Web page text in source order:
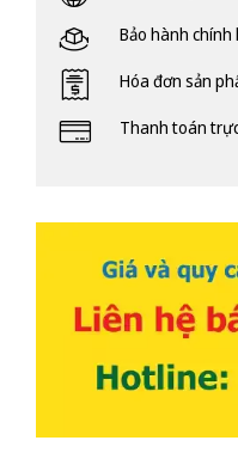
Bảo hành chính
Hóa đơn sản
Thanh toán